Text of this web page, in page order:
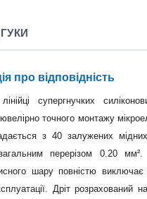
про відповідність
супергнучких
точного монтажу
з 40 залужених
перерізом 0.20 мм².
шару повністю виключає
Дріт розрахований